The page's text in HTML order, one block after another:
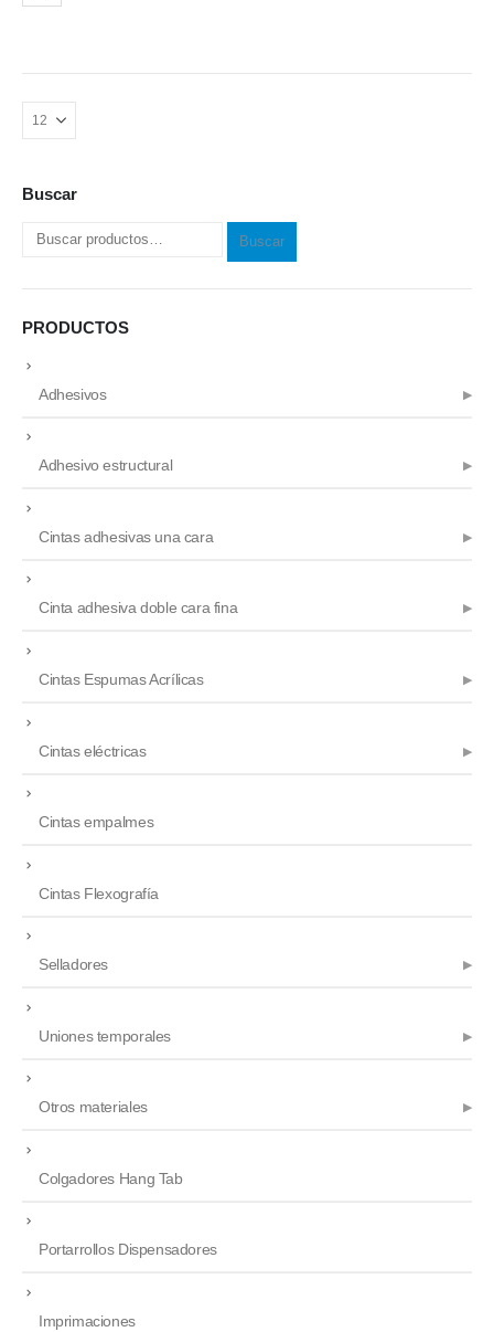
Buscar
Buscar
PRODUCTOS
Adhesivos
Adhesivo estructural
Cintas adhesivas una cara
Cinta adhesiva doble cara fina
Cintas Espumas Acrílicas
Cintas eléctricas
Cintas empalmes
Cintas Flexografía
Selladores
Uniones temporales
Otros materiales
Colgadores Hang Tab
Portarrollos Dispensadores
Imprimaciones